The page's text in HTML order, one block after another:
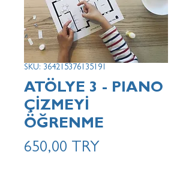
SKU: 364215376135191
ATÖLYE 3 - PIANO
ÇİZMEYİ
ÖĞRENME
650,00 TRY